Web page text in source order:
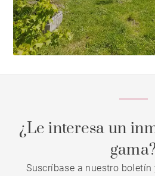
¿Le interesa un
Suscríbase a nuestro